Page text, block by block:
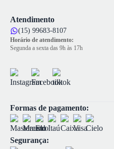
Atendimento
(15) 99683-8107
Horário de atendimento:
Segunda a sexta das 9h às 17h
Formas de pagamento:
Segurança: